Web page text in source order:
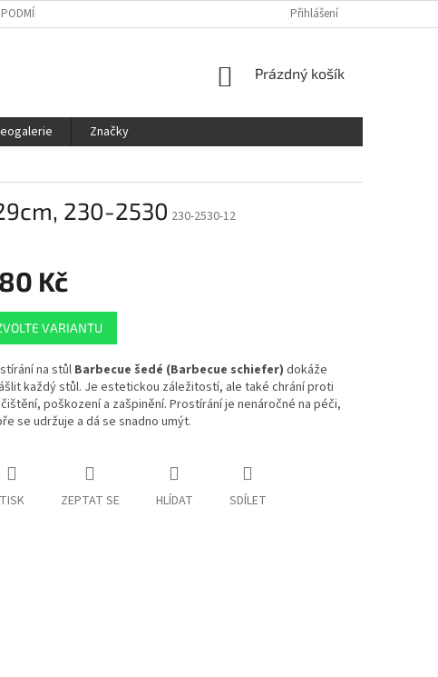
KDE NÁS NAJDETE
Přihlášení
NÁKUPNÍ
Prázdný košík
Značky
230-2530 230-2530-12
Kč
VARIANTU
na stůlBarbecue šedé (Barbecue schiefer) dokáže
každý stůl. Je estetickou záležitostí, ale také chrání proti
poškození a zašpinění. Prostírání je nenáročné na péči,
se udržuje a dá se snadno umýt.
TISK ZEPTAT SE HLÍDAT SDÍLET